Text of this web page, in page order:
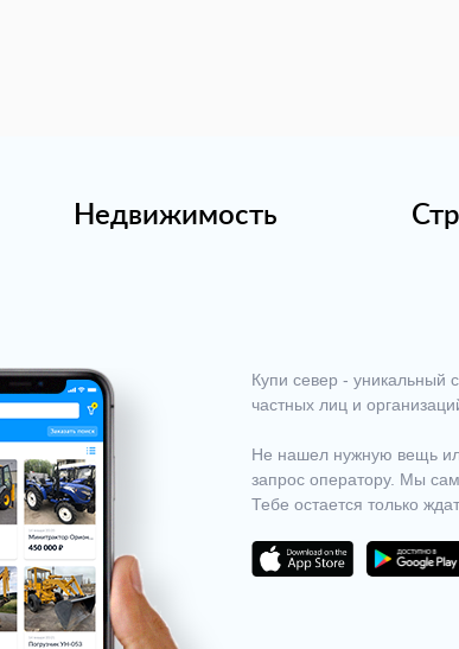
Недвижимость
Купи север - уникальный
частных лиц и
Не нашел нужную вещь
запрос оператору. Мы
Тебе остается только